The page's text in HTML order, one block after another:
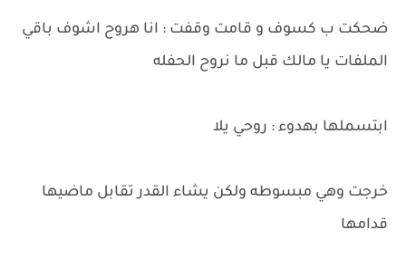
ضحكت ب كسوف و قامت وقفت : انا هروح اشوف باقي
الملفات يا مالك قبل ما نروح الحفله
ابتسملها بهدوء : روحي يلا
خرجت وهي مبسوطه ولكن يشاء القدر تقابل ماضيها
قدامها